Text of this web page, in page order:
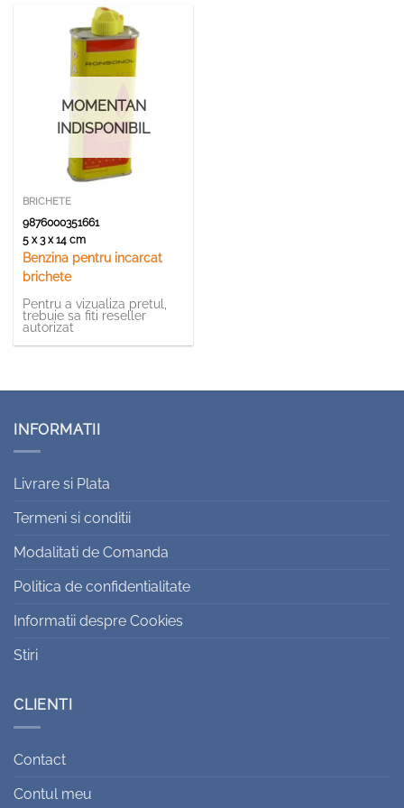
MOMENTAN
INDISPONIBIL
BRICHETE
9876000351661
5 x 3 x 14 cm
Benzina pentru incarcat
brichete
Pentru a vizualiza pretul,
trebuie sa fiti reseller
autorizat
INFORMATII
Livrare si Plata
Termeni si conditii
Modalitati de Comanda
Politica de confidentialitate
Informatii despre Cookies
Stiri
CLIENTI
Contact
Contul meu